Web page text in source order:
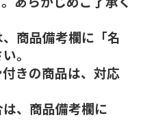
商品備考欄に「名
。
きの商品は、対応
、商品備考欄に